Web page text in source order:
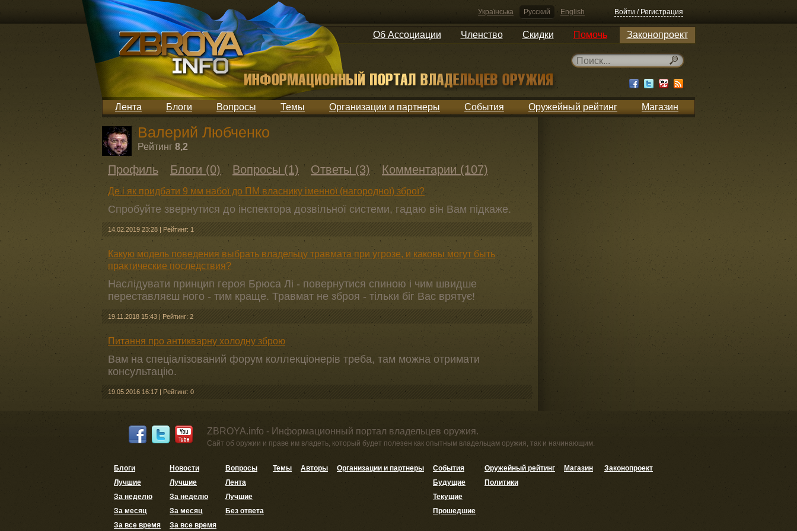
Українська Русский English Войти / Регистрация
Об Ассоциации Членство Скидки Помочь Законопроект
Лента Блоги Вопросы Темы Организации и партнеры События Оружейный рейтинг Магазин
Валерий Любченко
Рейтинг 8,2
Профиль Блоги (0) Вопросы (1) Ответы (3) Комментарии (107)
Де і як придбати 9 мм набої до ПМ власнику іменної (нагородної) зброї?
Спробуйте звернутися до інспектора дозвільної системи, гадаю він Вам підкаже.
14.02.2019 23:28 | Рейтинг: 1
Какую модель поведения выбрать владельцу травмата при угрозе, и каковы могут быть
практические последствия?
Наслідувати принцип героя Брюса Лі - повернутися спиною і чим швидше
переставляєш ного - тим краще. Травмат не зброя - тільки біг Вас врятує!
19.11.2018 15:43 | Рейтинг: 2
Питання про антикварну холодну зброю
Вам на спеціалізований форум коллекціонерів треба, там можна отримати
консультацію.
19.05.2016 16:17 | Рейтинг: 0
ZBROYA.info - Информационный портал владельцев оружия.
Сайт об оружии и праве им владеть, который будет полезен как опытным владельцам оружия, так и начинающим.
Блоги
Лучшие
За неделю
За месяц
За все время
Новости
Лучшие
За неделю
За месяц
За все время
Вопросы
Лента
Лучшие
Без ответа
Темы Авторы Организации и партнеры
События
Будущие
Текущие
Прошедшие
Оружейный рейтинг
Политики
Магазин Законопроект